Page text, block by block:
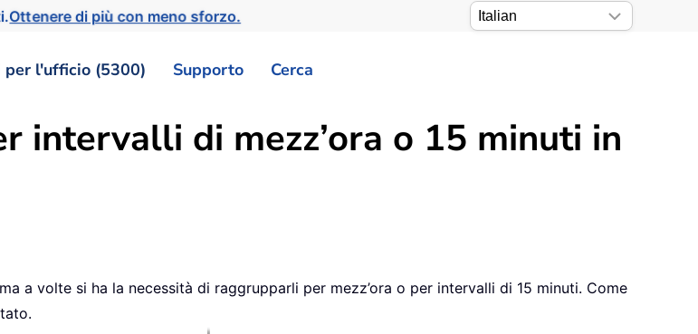
Ottenere di più con meno sforzo.
per l'ufficio (5300) Supporto Cerca
intervalli di mezz’ora o 15 minuti in
a volte si ha la necessità di raggrupparli per mezz’ora o per intervalli di 15 minuti. Come